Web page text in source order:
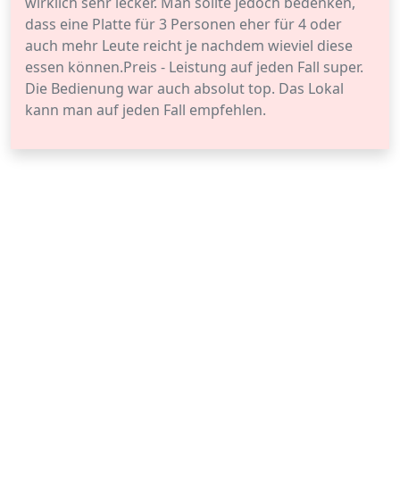
dass eine Platte für 3 Personen eher für 4 oder
auch mehr Leute reicht je nachdem wieviel diese
essen können.Preis - Leistung auf jeden Fall super.
Die Bedienung war auch absolut top. Das Lokal
kann man auf jeden Fall empfehlen.